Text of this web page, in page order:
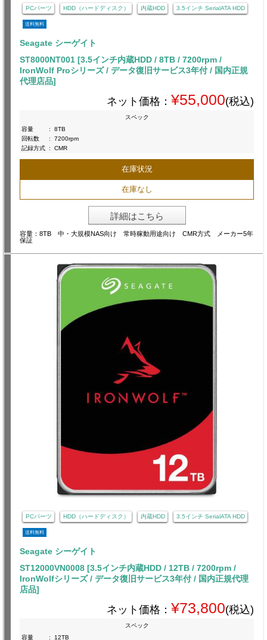
PCパーツ HDD（ハードディスク） 内蔵HDD 3.5インチ SerialATA HDD
送料無料
Seagate シーゲイト
ST8000NT001 [3.5インチ内蔵HDD / 8TB / 7200rpm /
IronWolf Proシリーズ / データ復旧サービス3年付 / 国内正規
代理店品]
ネット価格： ¥55,000(税込)
スペック
容量
:
8TB
回転数
:
7200rpm
記録方式 : CMR
在庫状況
在庫なし
詳細はこちら
容量：8TB 中・大規模NAS向け 常時稼動用途向け CMR方式 メーカー5年
保証
PCパーツ HDD（ハードディスク） 内蔵HDD 3.5インチ SerialATA HDD
送料無料
Seagate シーゲイト
ST12000VN0008 [3.5インチ内蔵HDD / 12TB / 7200rpm /
IronWolfシリーズ / データ復旧サービス3年付 / 国内正規代理
店品]
ネット価格： ¥73,800(税込)
スペック
容量
:
12TB